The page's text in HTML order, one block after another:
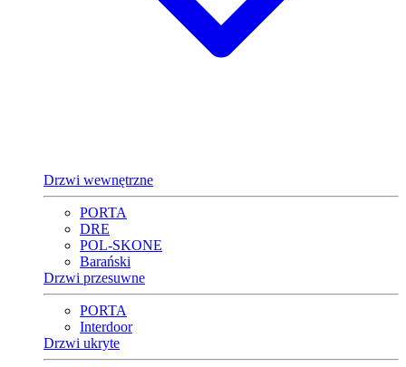
Drzwi wewnętrzne
PORTA
DRE
POL-SKONE
Barański
Drzwi przesuwne
PORTA
Interdoor
Drzwi ukryte